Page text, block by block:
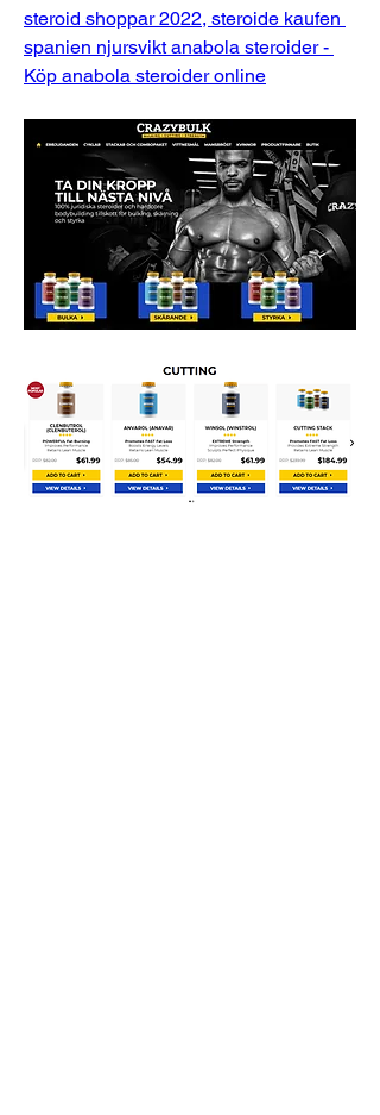
steroid shoppar 2022, steroide kaufen
spanien njursvikt anabola steroider -
Köp anabola steroider online